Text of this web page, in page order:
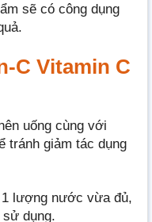
sẽ có công dụng
C Vitamin C
uống cùng với
tránh giảm tác dụng
1 lượng nước vừa đủ,
sử dụng.